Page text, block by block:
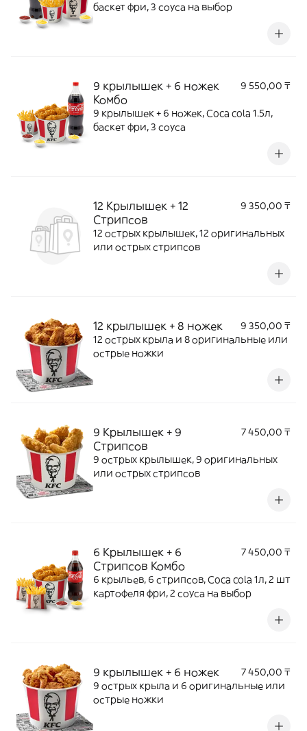
баскет фри, 3 соуса на выбор
9 крылышек + 6 ножек
Комбо
9 550,00 ₸
9 крылышек + 6 ножек, Coca cola 1.5л,
баскет фри, 3 соуса
12 Крылышек + 12
Стрипсов
9 350,00 ₸
12 острых крылышек, 12 оригинальных
или острых стрипсов
12 крылышек + 8 ножек
9 350,00 ₸
12 острых крыла и 8 оригинальные или
острые ножки
9 Крылышек + 9
Стрипсов
7 450,00 ₸
9 острых крылышек, 9 оригинальных
или острых стрипсов
6 Крылышек + 6
Стрипсов Комбо
7 450,00 ₸
6 крыльев, 6 стрипсов, Coca cola 1л, 2 шт
картофеля фри, 2 соуса на выбор
9 крылышек + 6 ножек
7 450,00 ₸
9 острых крыла и 6 оригинальные или
острые ножки